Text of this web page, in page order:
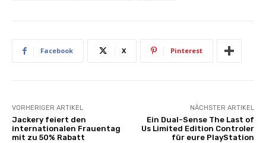
Facebook X Pinterest
VORHERIGER ARTIKEL
Jackery feiert den
internationalen Frauentag
mit zu 50% Rabatt
NÄCHSTER ARTIKEL
Ein Dual-Sense The Last of
Us Limited Edition Controler
für eure PlayStation